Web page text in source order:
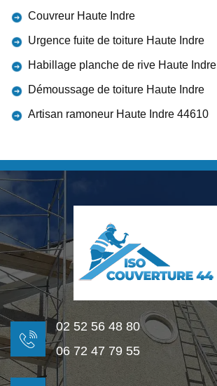
Couvreur Haute Indre
Urgence fuite de toiture Haute Indre
Habillage planche de rive Haute Indre
Démoussage de toiture Haute Indre
Artisan ramoneur Haute Indre 44610
02 52 56 48 80
06 72 47 79 55